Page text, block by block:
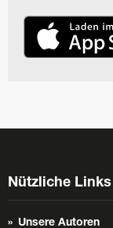
Nützliche Links
Unsere Autoren